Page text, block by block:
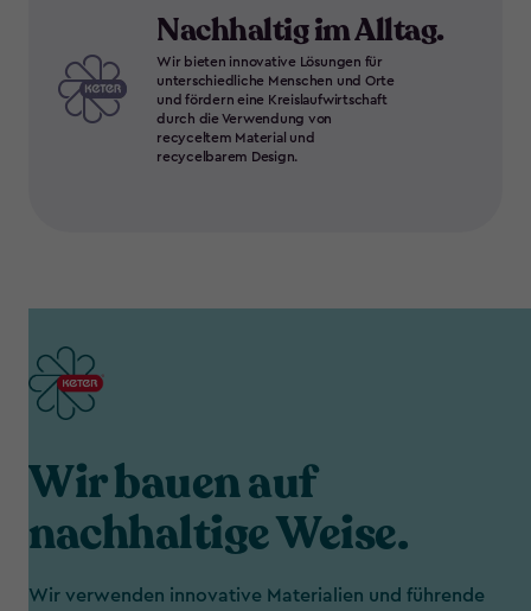
Nachhaltig im Alltag.
Wir bieten innovative Lösungen für
unterschiedliche Menschen und Orte
und fördern eine Kreislaufwirtschaft
durch die Verwendung von
recyceltem Material und
recycelbarem Design.
Wir bauen auf
nachhaltige Weise.
Wir verwenden innovative Materialien und führende